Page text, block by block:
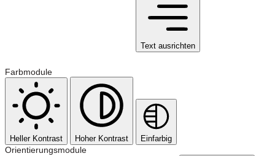
Text ausrichten
Farbmodule
Heller Kontrast Hoher Kontrast Einfarbig
Orientierungsmodule